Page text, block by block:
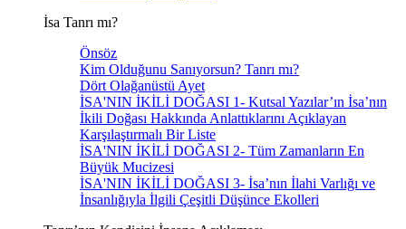
İsa Tanrı mı?
Önsöz
Kim Olduğunu Sanıyorsun? Tanrı mı?
Dört Olağanüstü Ayet
İSA'NIN İKİLİ DOĞASI 1- Kutsal Yazılar’ın İsa’nın
İkili Doğası Hakkında Anlattıklarını Açıklayan
Karşılaştırmalı Bir Liste
İSA'NIN İKİLİ DOĞASI 2- Tüm Zamanların En
Büyük Mucizesi
İSA'NIN İKİLİ DOĞASI 3- İsa’nın İlahi Varlığı ve
İnsanlığıyla İlgili Çeşitli Düşünce Ekolleri